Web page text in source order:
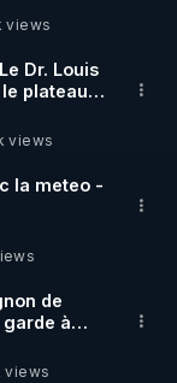
sur la
views
Dr. Louis
plateau
views
la meteo -
de
à
views